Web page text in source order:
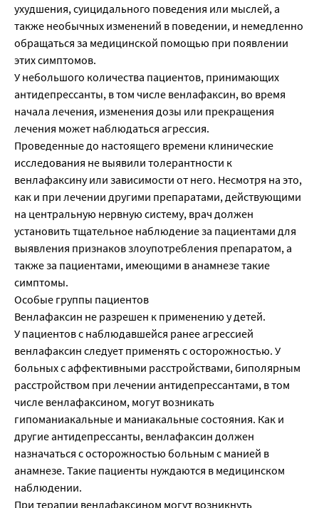
ухудшения, суицидального поведения или мыслей, а
также необычных изменений в поведении, и немедленно
обращаться за медицинской помощью при появлении
этих симптомов.
У небольшого количества пациентов, принимающих
антидепрессанты, в том числе венлафаксин, во время
начала лечения, изменения дозы или прекращения
лечения может наблюдаться агрессия.
Проведенные до настоящего времени клинические
исследования не выявили толерантности к
венлафаксину или зависимости от него. Несмотря на это,
как и при лечении другими препаратами, действующими
на центральную нервную систему, врач должен
установить тщательное наблюдение за пациентами для
выявления признаков злоупотребления препаратом, а
также за пациентами, имеющими в анамнезе такие
симптомы.
Особые группы пациентов
Венлафаксин не разрешен к применению у детей.
У пациентов с наблюдавшейся ранее агрессией
венлафаксин следует применять с осторожностью. У
больных с аффективными расстройствами, биполярным
расстройством при лечении антидепрессантами, в том
числе венлафаксином, могут возникать
гипоманиакальные и маниакальные состояния. Как и
другие антидепрессанты, венлафаксин должен
назначаться с осторожностью больным с манией в
анамнезе. Такие пациенты нуждаются в медицинском
наблюдении.
При терапии венлафаксином могут возникнуть